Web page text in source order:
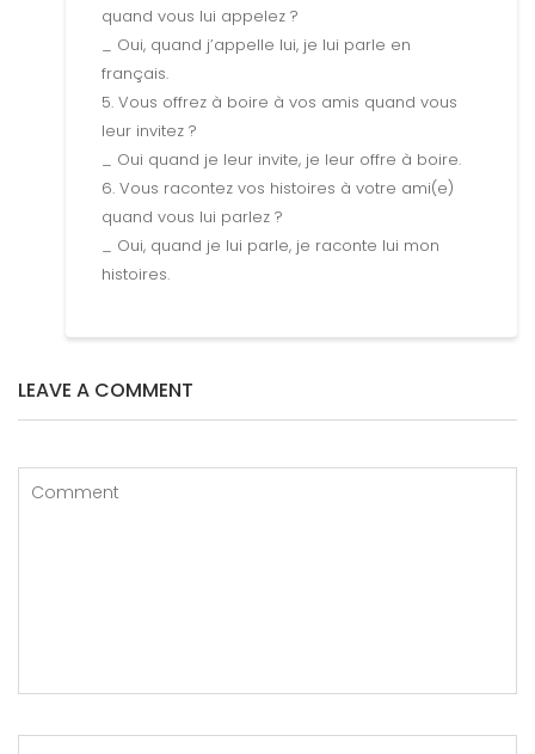
quand vous lui appelez ?
_ Oui, quand j’appelle lui, je lui parle en
français.
5. Vous offrez à boire à vos amis quand vous
leur invitez ?
_ Oui quand je leur invite, je leur offre à boire.
6. Vous racontez vos histoires à votre ami(e)
quand vous lui parlez ?
_ Oui, quand je lui parle, je raconte lui mon
histoires.
LEAVE A COMMENT